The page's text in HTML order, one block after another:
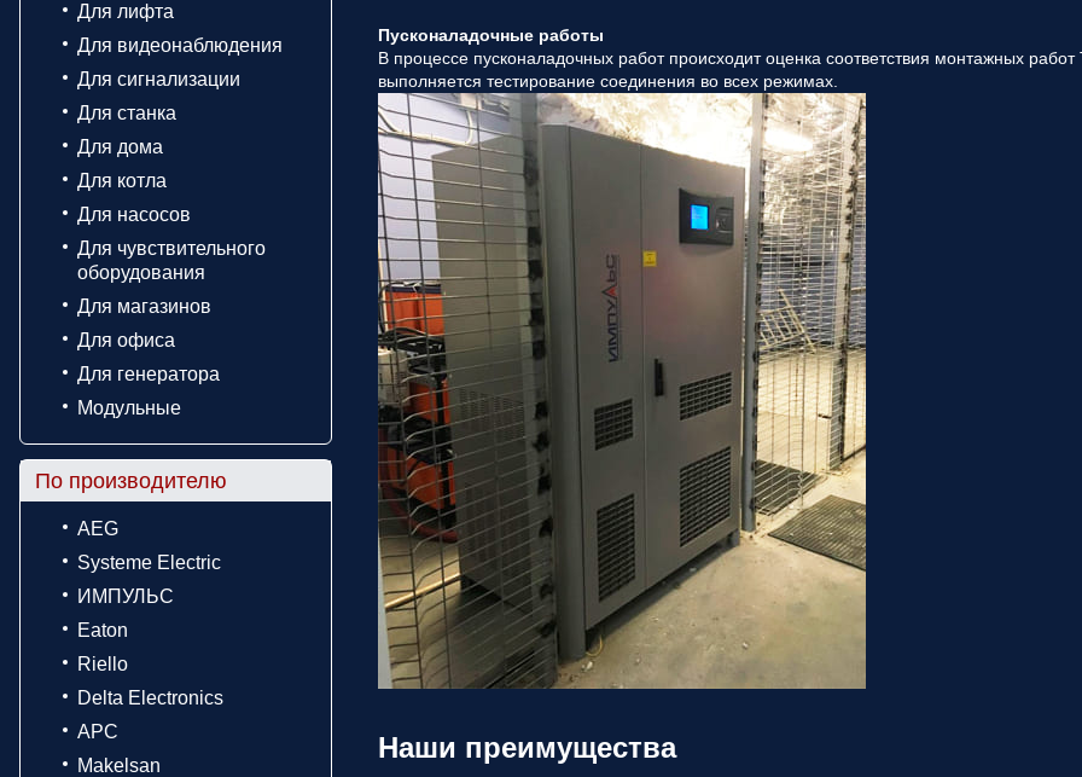
Для лифта
Для видеонаблюдения
Для сигнализации
Для станка
Для дома
Для котла
Для насосов
Для чувствительного
оборудования
Для магазинов
Для офиса
Для генератора
Модульные
По производителю
AEG
Systeme Electric
ИМПУЛЬС
Eaton
Riello
Delta Electronics
APC
Makelsan
Пусконаладочные работы
В процессе пусконаладочных работ происходит оценка соответствия монтажных
выполняется тестирование соединения во всех режимах.
Наши преимущества
(220В)
Трехфазные
(380В)
Далее >><<
Назад